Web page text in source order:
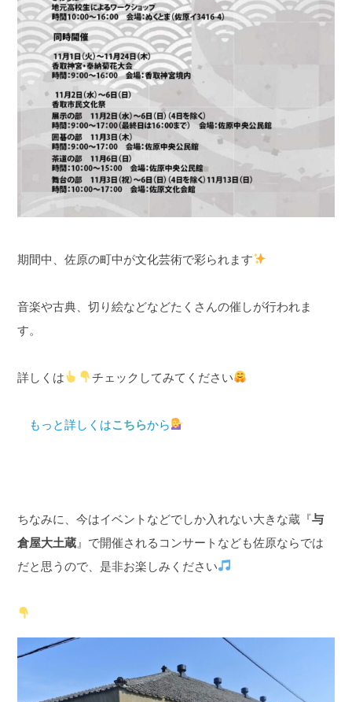
期間中、佐原の町中が文化芸術で彩られます
音楽や古典、切り絵などなどたくさんの催しが行われま
す。
詳しくは チェックしてみてください
もっと詳しくはこちらから
ちなみに、今はイベントなどでしか入れない大きな蔵『与
倉屋大土蔵 』で開催されるコンサートなども佐原ならでは
だと思うので、是非お楽しみください